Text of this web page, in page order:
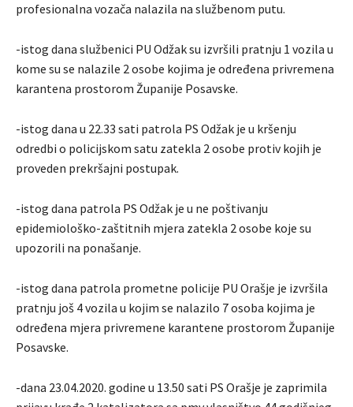
profesionalna vozača nalazila na službenom putu.
-istog dana službenici PU Odžak su izvršili pratnju 1 vozila u
kome su se nalazile 2 osobe kojima je određena privremena
karantena prostorom Županije Posavske.
-istog dana u 22.33 sati patrola PS Odžak je u kršenju
odredbi o policijskom satu zatekla 2 osobe protiv kojih je
proveden prekršajni postupak.
-istog dana patrola PS Odžak je u ne poštivanju
epidemiološko-zaštitnih mjera zatekla 2 osobe koje su
upozorili na ponašanje.
-istog dana patrola prometne policije PU Orašje je izvršila
pratnju još 4 vozila u kojim se nalazilo 7 osoba kojima je
određena mjera privremene karantene prostorom Županije
Posavske.
-dana 23.04.2020. godine u 13.50 sati PS Orašje je zaprimila